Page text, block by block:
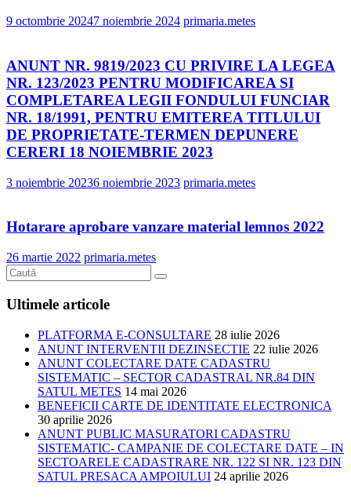
9 octombrie 20247 noiembrie 2024 primaria.metes
ANUNT NR. 9819/2023 CU PRIVIRE LA LEGEA
NR. 123/2023 PENTRU MODIFICAREA SI
COMPLETAREA LEGII FONDULUI FUNCIAR
NR. 18/1991, PENTRU EMITEREA TITLULUI
DE PROPRIETATE-TERMEN DEPUNERE
CERERI 18 NOIEMBRIE 2023
3 noiembrie 20236 noiembrie 2023 primaria.metes
Hotarare aprobare vanzare material lemnos 2022
26 martie 2022 primaria.metes
Ultimele articole
PLATFORMA E-CONSULTARE 28 iulie 2026
ANUNT INTERVENTII DEZINSECTIE 22 iulie 2026
ANUNT COLECTARE DATE CADASTRU
SISTEMATIC – SECTOR CADASTRAL NR.84 DIN
SATUL METES 14 mai 2026
BENEFICII CARTE DE IDENTITATE ELECTRONICA
30 aprilie 2026
ANUNT PUBLIC MASURATORI CADASTRU
SISTEMATIC- CAMPANIE DE COLECTARE DATE – IN
SECTOARELE CADASTRARE NR. 122 SI NR. 123 DIN
SATUL PRESACA AMPOIULUI 24 aprilie 2026